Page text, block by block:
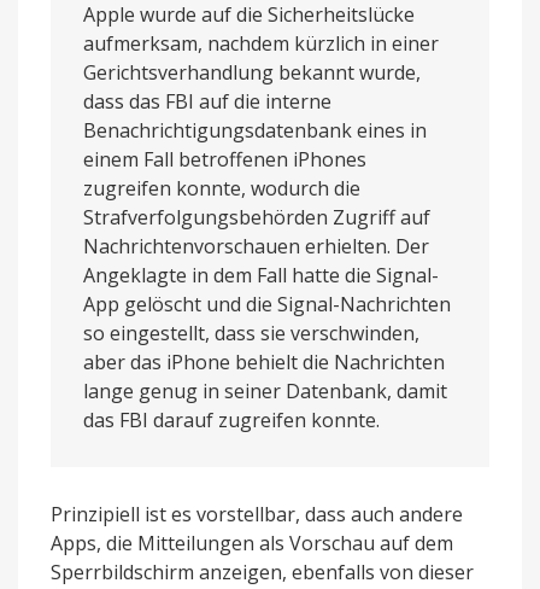
Apple wurde auf die Sicherheitslücke
aufmerksam, nachdem kürzlich in einer
Gerichtsverhandlung bekannt wurde,
dass das FBI auf die interne
Benachrichtigungsdatenbank eines in
einem Fall betroffenen iPhones
zugreifen konnte, wodurch die
Strafverfolgungsbehörden Zugriff auf
Nachrichtenvorschauen erhielten. Der
Angeklagte in dem Fall hatte die Signal-
App gelöscht und die Signal-Nachrichten
so eingestellt, dass sie verschwinden,
aber das iPhone behielt die Nachrichten
lange genug in seiner Datenbank, damit
das FBI darauf zugreifen konnte.
Prinzipiell ist es vorstellbar, dass auch andere
Apps, die Mitteilungen als Vorschau auf dem
Sperrbildschirm anzeigen, ebenfalls von dieser